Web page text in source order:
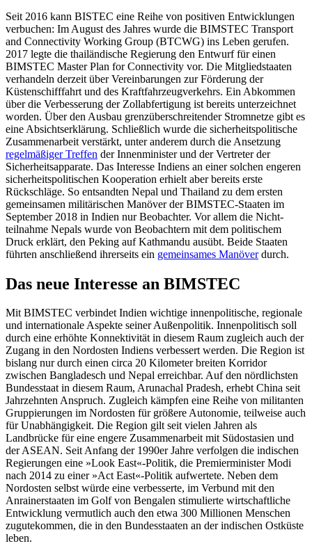
Seit 2016 kann BISTEC eine Reihe von positiven Entwicklungen
verbuchen: Im August des Jahres wurde die BIMSTEC Trans­port
and Connectivity Working Group (BTCWG) ins Leben gerufen.
2017 legte die thailändische Regierung den Entwurf für einen
BIMSTEC Master Plan for Connectivity vor. Die Mitgliedstaaten
verhandeln derzeit über Vereinbarungen zur Förderung der
Küstenschifffahrt und des Kraftfahrzeug­verkehrs. Ein Abkommen
über die Verbesse­rung der Zollabfertigung ist bereits unter­zeichnet
worden. Über den Ausbau grenz­überschreitender Stromnetze gibt es
eine Absichtserklärung. Schließlich wurde die sicherheitspolitische
Zusammenarbeit ver­stärkt, unter anderem durch die Ansetzung
regelmäßiger Treffen der Innenminister und der Vertreter der
Sicherheitsapparate. Das Interesse Indiens an einer solchen enge­ren
sicherheitspolitischen Kooperation er­hielt aber bereits erste
Rückschläge. So ent­sandten Nepal und Thailand zu dem ersten
gemeinsamen militärischen Manöver der BIMSTEC-Staaten im
September 2018 in Indien nur Beobachter. Vor allem die Nicht­
teilnahme Nepals wurde von Beobachtern mit dem politischem
Druck erklärt, den Peking auf Kathmandu ausübt. Beide Staa­ten
führten anschließend ihrerseits ein ge­meinsames Manöverdurch.
Das neue Interesse an BIMSTEC
Mit BIMSTEC verbindet Indien wichtige in­nenpolitische, regionale
und internationaleAspekte seiner Außenpolitik. Innenpolitisch soll
durch eine erhöhte Konnektivität in diesem Raum zugleich auch der
Zugang in den Nordosten Indiens verbessert werden. Die Region ist
bislang nur durch einen circa 20 Kilometer breiten Korridor
zwischen Bangladesch und Nepal erreichbar. Auf den nördlichsten
Bundesstaat in diesem Raum, Arunachal Pradesh, erhebt China seit
Jahr­zehnten Anspruch. Zugleich kämpfen eine Reihe von militanten
Gruppierungen im Nordosten für größere Autonomie, teilweise auch
für Unabhängigkeit. Die Region gilt seit vielen Jahren als
Landbrücke für eine engere Zusammenarbeit mit Südostasien und
der ASEAN. Seit Anfang der 1990er Jahre verfolgen die indischen
Regierungen eine »Look East«-Politik, die Premierminister Modi
nach 2014 zu einer »Act East«-Politik aufwertete. Neben dem
Nordosten selbst würde eine verbesserte, im Verbund mit den
Anrainerstaaten im Golf von Bengalen stimulierte wirtschaftliche
Entwicklung ver­mutlich auch den etwa 300 Millionen Men­schen
zugutekommen, die in den Bun­des­staaten an der indischen Ostküste
leben.